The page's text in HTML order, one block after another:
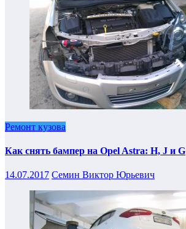
Ремонт кузова
Как снять бампер на Opel Astra: H, J и G
14.07.2017 Семин Виктор Юрьевич